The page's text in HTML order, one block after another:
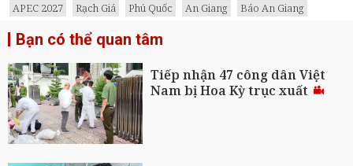
APEC 2027
Rạch Giá Phú Quốc An Giang Báo An Giang
Bạn có thể quan tâm
Tiếp nhận 47 công dân Việt
Nam bị Hoa Kỳ trục xuất